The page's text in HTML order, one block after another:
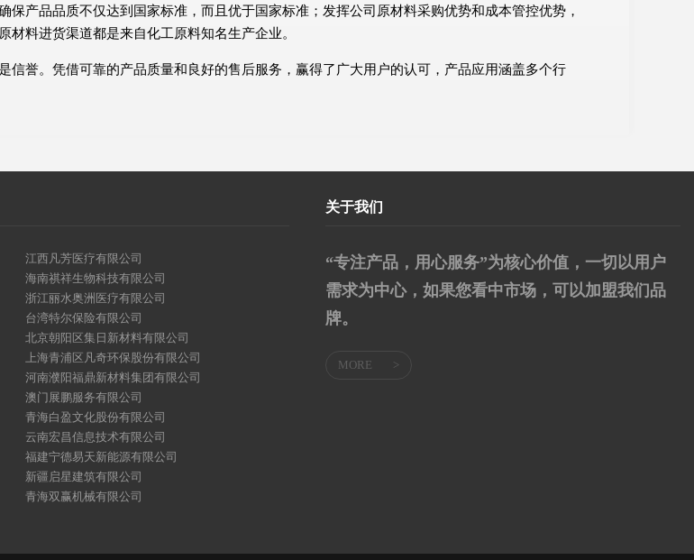
产品品质不仅达到国家标准，而且优于国家标准；发挥公司原材料采购优势和成本管控优势，
料进货渠道都是来自化工原料知名生产企业。
誉。凭借可靠的产品质量和良好的售后服务，赢得了广大用户的认可，产品应用涵盖多个行
江西凡芳医疗有限公司
海南祺祥生物科技有限公司
浙江丽水奥洲医疗有限公司
台湾特尔保险有限公司
北京朝阳区集日新材料有限公司
上海青浦区凡奇环保股份有限公司
河南濮阳福鼎新材料集团有限公司
澳门展鹏服务有限公司
青海白盈文化股份有限公司
云南宏昌信息技术有限公司
福建宁德易天新能源有限公司
新疆启星建筑有限公司
青海双赢机械有限公司
关于我们
“专注产品，用心服务”为核心价值，一切以用户
需求为中心，如果您看中市场，可以加盟我们品
牌。
MORE >